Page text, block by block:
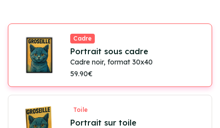
Cadre
Portrait sous cadre
Cadre noir, format 30x40
59.90€
Toile
Portrait sur toile